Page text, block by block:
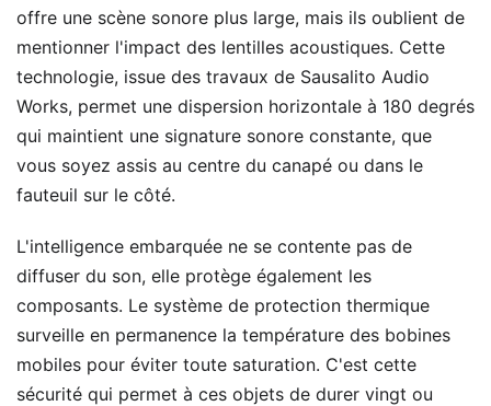
offre une scène sonore plus large, mais ils oublient de
mentionner l'impact des lentilles acoustiques. Cette
technologie, issue des travaux de Sausalito Audio
Works, permet une dispersion horizontale à 180 degrés
qui maintient une signature sonore constante, que
vous soyez assis au centre du canapé ou dans le
fauteuil sur le côté.
L'intelligence embarquée ne se contente pas de
diffuser du son, elle protège également les
composants. Le système de protection thermique
surveille en permanence la température des bobines
mobiles pour éviter toute saturation. C'est cette
sécurité qui permet à ces objets de durer vingt ou